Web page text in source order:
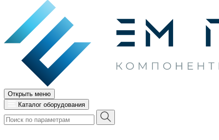
Открыть меню
Каталог оборудования